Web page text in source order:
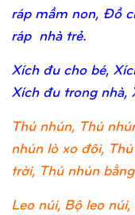
ráp mầm non, Đồ
ráp nhà trẻ.
Xích đu cho bé,
Xích đu trong
Thú nhún, Thú
nhún lò xo đôi,
trời, Thú nhún
Leo núi, Bộ leo